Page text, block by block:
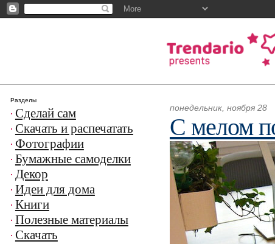
понедельник, ноября 28
С мелом
Разделы
Сделай сам
Скачать и распечатать
Фотографии
Бумажные самоделки
Декор
Идеи для дома
Книги
Полезные материалы
Скачать